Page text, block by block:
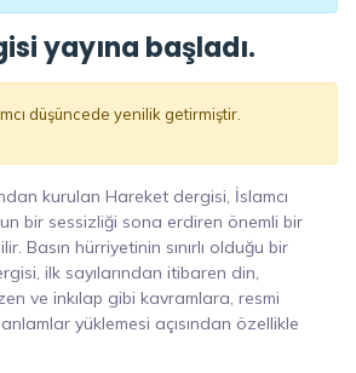
yayına başladı.
düşüncede yenilik getirmiştir.
kurulan Hareket dergisi, İslamcı
bir sessizliği sona erdiren önemli bir
Basın hürriyetinin sınırlı olduğu bir
ilk sayılarından itibaren din,
ve inkılap gibi kavramlara, resmi
yüklemesi açısından özellikle